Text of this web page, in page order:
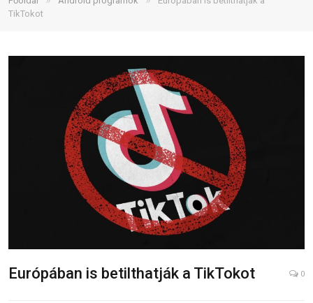
TikTokot
Európában is betilthatják a TikTokot 0